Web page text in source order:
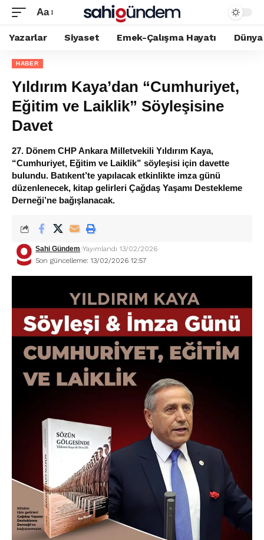
Aa
Yazarlar Siyaset Emek-Çalışma Hayatı Dünya
HABER
Yıldırım Kaya’dan “Cumhuriyet,
Eğitim ve Laiklik” Söyleşisine
Davet
27. Dönem CHP Ankara Milletvekili Yıldırım Kaya,
“Cumhuriyet, Eğitim ve Laiklik” söyleşisi için davette
bulundu. Batıkent’te yapılacak etkinlikte imza günü
düzenlenecek, kitap gelirleri Çağdaş Yaşamı Destekleme
Derneği’ne bağışlanacak.
Son güncelleme: 13/02/2026 12:57
Sahi Gündem Yayımlandı 13/02/2026